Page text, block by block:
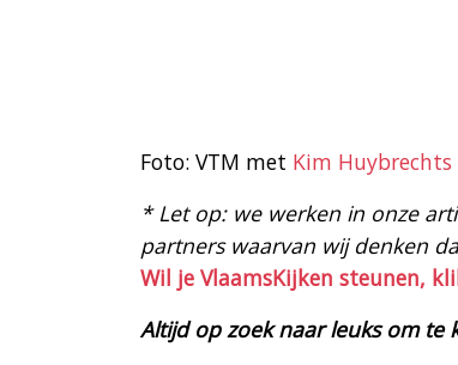
Foto: VTM met Kim Huybrechts
* Let op: we werken in onze
partners waarvan wij denken
Wil je VlaamsKijken steunen,
Altijd op zoek naar leuks om te